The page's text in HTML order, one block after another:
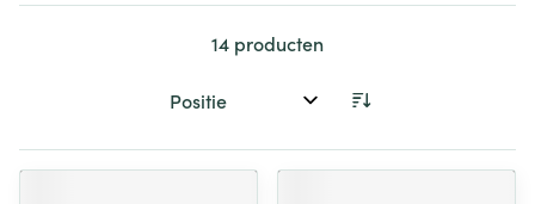
14 producten
Sorteer op: